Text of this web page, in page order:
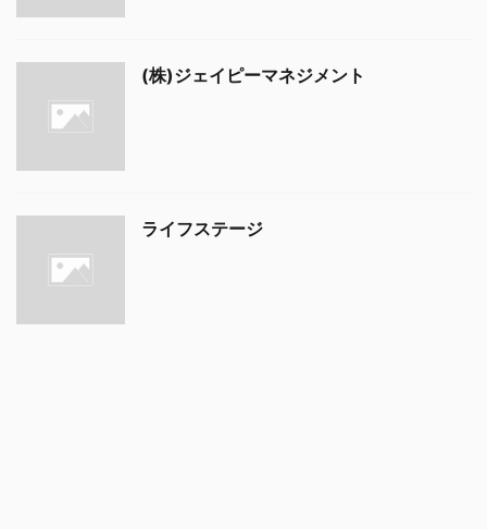
(株)ジェイピーマネジメント
ライフステージ